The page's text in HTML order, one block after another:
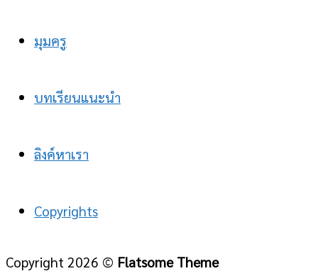
มุมครู
บทเรียนแนะนำ
ลิงค์หาเรา
Copyrights
Copyright 2026 © Flatsome Theme